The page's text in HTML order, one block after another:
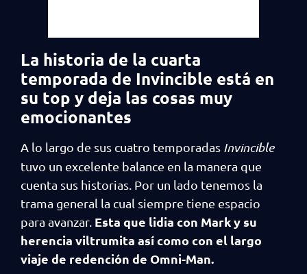
La historia de la cuarta
temporada de Invincible está en
su top y deja las cosas muy
emocionantes
A lo largo de sus cuatro temporadas Invincible
tuvo un excelente balance en la manera que
cuenta sus historias. Por un lado tenemos la
trama general la cual siempre tiene espacio
para avanzar. Esta que lidia con Mark y su
herencia viltrumita así como con el largo
viaje de redención de Omni-Man.